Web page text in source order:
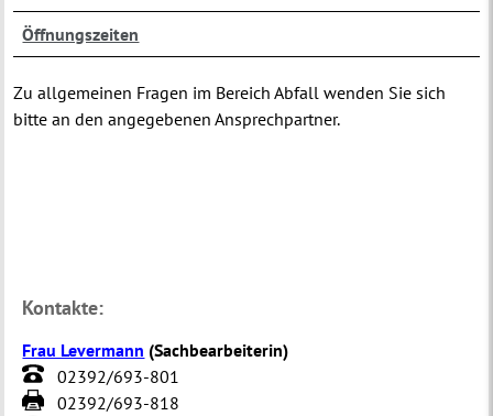
Öffnungszeiten
Zu allgemeinen Fragen im Bereich Abfall wenden Sie sich
bitte an den angegebenen Ansprechpartner.
Kontakte:
Frau Levermann (Sachbearbeiterin)
02392/693-801
02392/693-818